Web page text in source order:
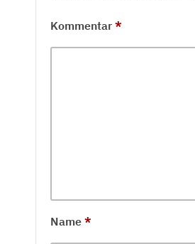
Kommentar *
Name *